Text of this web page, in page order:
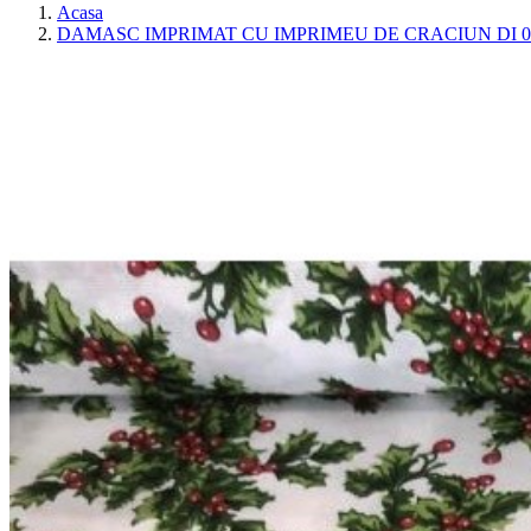
Acasa
DAMASC IMPRIMAT CU IMPRIMEU DE CRACIUN DI